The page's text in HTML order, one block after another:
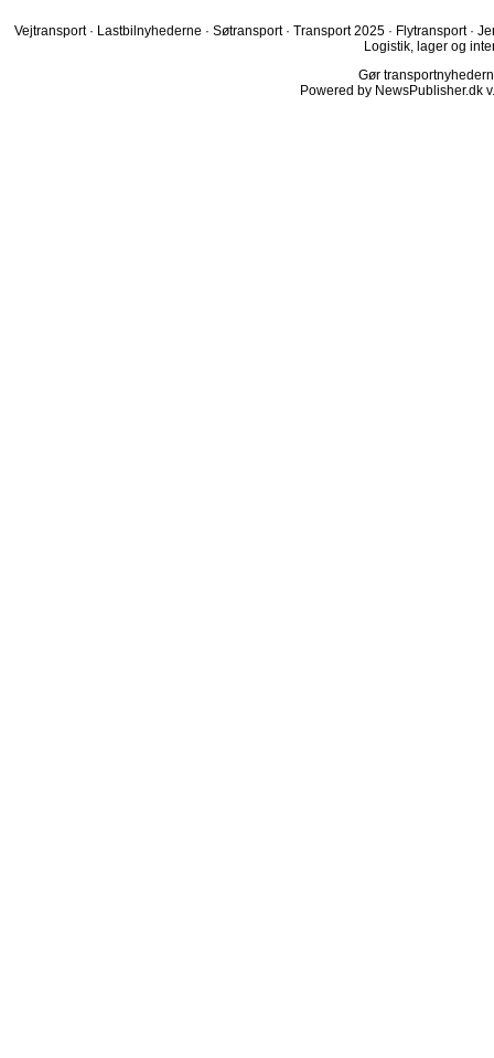
Vejtransport · Lastbilnyhederne · Søtransport · Transport 2025 · Flytransport ·
Logistik, lager og
Gør
Powered by NewsPublisher.dk